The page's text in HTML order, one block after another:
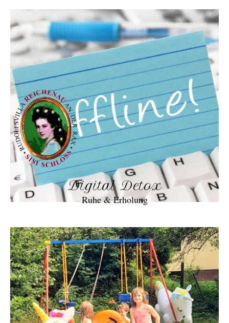
Digital Detox
Ruhe & Erholung